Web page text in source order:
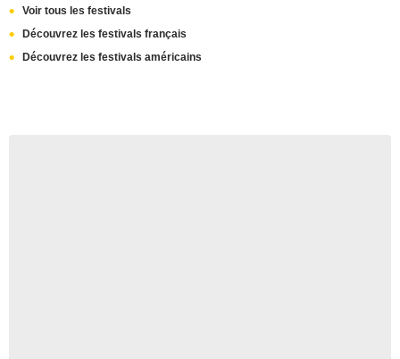
Voir tous les festivals
Découvrez les festivals français
Découvrez les festivals américains